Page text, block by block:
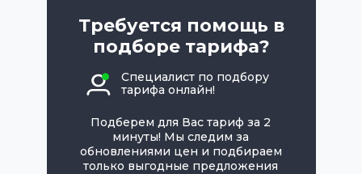
Требуется помощь в
подборе тарифа?
Специалист по подбору
тарифа онлайн!
Подберем для Вас тариф за 2
минуты! Мы следим за
обновлениями цен и подбираем
только выгодные предложения